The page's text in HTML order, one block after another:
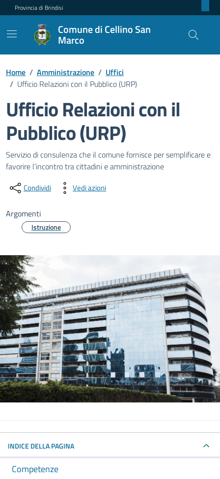
Provincia di Brindisi
Comune di Cellino San
Marco
Home / Amministrazione / Uffici
/ Ufficio Relazioni con il Pubblico (URP)
Ufficio Relazioni con il
Pubblico (URP)
Dettagli dell'unità
Servizio di consulenza che il comune fornisce per semplificare e
favorire l’incontro tra cittadini e amministrazione
Condividi Vedi azioni
Argomenti
Istruzione
INDICE DELLA PAGINA
Competenze